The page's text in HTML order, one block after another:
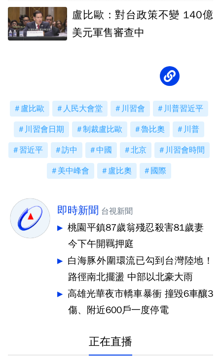
盧比歐：對台政策不變 140億
美元軍售審查中
盧比歐 人民大會堂 川習會 川普習近平
川習會日期 制裁盧比歐 魯比奧 川普
習近平 訪中 中國 北京 川習會時間
美中峰會 盧比奧 國際
即時新聞 台視新聞
桃園平鎮87歲翁殘忍殺害81歲妻
今下午開羈押庭
白海豚外圍環流已勾到台灣陸地！
路徑南北擺盪 中部以北豪大雨
高雄光華夜市轎車暴衝 撞毀6車釀3
傷、附近600戶一度停電
正在直播